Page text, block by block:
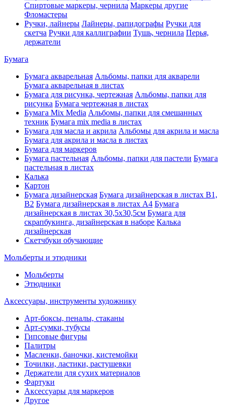
Спиртовые маркеры, чернила Маркеры другие
Фломастеры
Ручки, лайнеры Лайнеры, рапидографы Ручки для
скетча Ручки для каллиграфии Тушь, чернила Перья,
держатели
Бумага
Бумага акварельная Альбомы, папки для акварели
Бумага акварельная в листах
Бумага для рисунка, чертежная Альбомы, папки для
рисунка Бумага чертежная в листах
Бумага Mix Media Альбомы, папки для смешанных
техник Бумага mix media в листах
Бумага для масла и акрила Альбомы для акрила и масла
Бумага для акрила и масла в листах
Бумага для маркеров
Бумага пастельная Альбомы, папки для пастели Бумага
пастельная в листах
Калька
Картон
Бумага дизайнерская Бумага дизайнерская в листах В1,
В2 Бумага дизайнерская в листах А4 Бумага
дизайнерская в листах 30,5х30,5см Бумага для
скрапбукинга, дизайнерская в наборе Калька
дизайнерская
Скетчбуки обучающие
Мольберты и этюдники
Мольберты
Этюдники
Аксессуары, инструменты художнику
Арт-боксы, пеналы, стаканы
Арт-сумки, тубусы
Гипсовые фигуры
Палитры
Масленки, баночки, кистемойки
Точилки, ластики, растушевки
Держатели для сухих материалов
Фартуки
Аксессуары для маркеров
Другое